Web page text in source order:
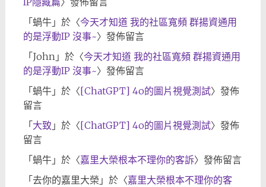
「 蝸牛」於〈今天才知道 我的社區寬頻 群揚資通用
的是浮動IP 沒事~〉發佈留言
「 John」於〈今天才知道 我的社區寬頻 群揚資通用
的是浮動IP 沒事~〉發佈留言
「 蝸牛」於〈[ChatGPT] 4o的圖片視覺測試〉發佈
留言
「 大致 」於〈[ChatGPT] 4o的圖片視覺測試〉發佈
留言
「 蝸牛」於〈嘉里大榮根本不理你的客訴〉發佈留言
「 去你的嘉里大榮 」於〈嘉里大榮根本不理你的客